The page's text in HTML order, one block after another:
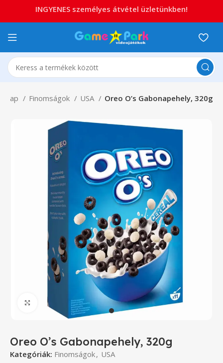
Finomságok USA Oreo O’s Gabonapehely, 320g
Click to enlarge
Oreo O’s Gabonapehely, 320g
Kategóriák: Finomságok, USA
INGYENES személyes átvétel üzletünkben!